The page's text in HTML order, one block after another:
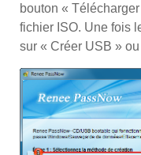
bouton «
fichier ISO. Une fois
sur « Créer USB »